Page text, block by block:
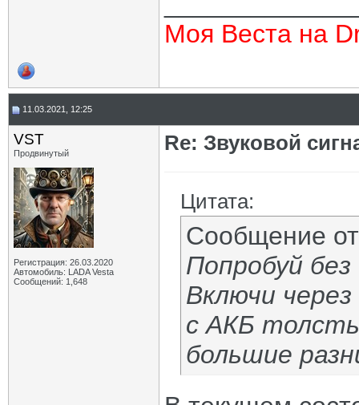
Моя Веста на
11.03.2021, 12:25
VST
Продвинутый
Регистрация: 26.03.2020
Автомобиль: LADA Vesta
Сообщений: 1,648
Re: Звуковой
Цитата:
Сообщение
Попробуй
Включи
с АКБ
большие